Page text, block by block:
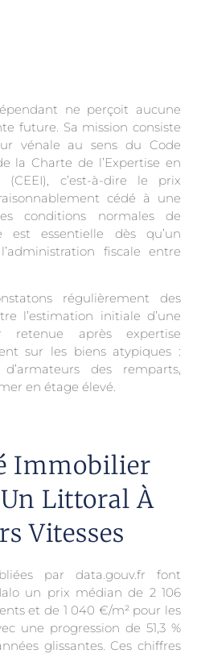
ne perçoit aucune
future. Sa mission consiste
vénale au sens du Code
la Charte de l’Expertise en
(CEEI), c’est-à-dire le prix
cédé à une
conditions normales de
est essentielle dès qu’un
fiscale entre
régulièrement des
l’estimation initiale d’une
après expertise
sur les biens atypiques :
des remparts,
en étage élevé.
Immobilier
Littoral À
Vitesses
par data.gouv.fr font
un prix médian de 2 106
et de 1 040 €/m² pour les
une progression de 51,3 %
glissantes. Ces chiffres